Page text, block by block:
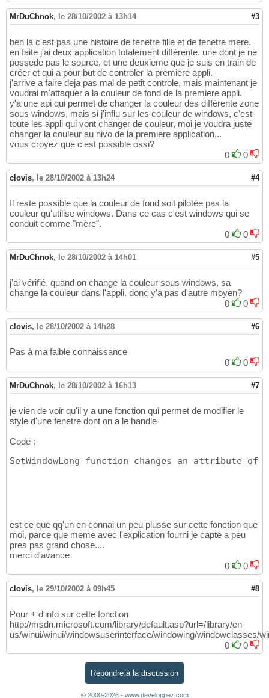
MrDuChnok, le 28/10/2002 à 13h14 #3
ben là c'est pas une histoire de fenetre fille et de fenetre mere.
en faite j'ai deux application totalement différente. une dont je ne
possede pas le source, et une deuxieme que je suis en train de
créer et qui a pour but de controler la premiere appli.
j'arrive a faire deja pas mal de petit controle, mais maintenant je
voudrai m'attaquer a la couleur de fond de la premiere appli.
y'a une api qui permet de changer la couleur des différente zone
sous windows, mais si j'influ sur les couleur de windows, c'est
toute les appli qui vont changer de couleur, moi je voudra juste
changer la couleur au nivo de la premiere application...
vous croyez que c'est possible ossi?
0
0
clovis, le 28/10/2002 à 13h24 #4
Il reste possible que la couleur de fond soit pilotée pas la
couleur qu'utilise windows. Dans ce cas c'est windows qui se
conduit comme "mère".
0
0
MrDuChnok, le 28/10/2002 à 14h01 #5
j'ai vérifié. quand on change la couleur sous windows, sa
change la couleur dans l'appli. donc y'a pas d'autre moyen?
0
0
clovis, le 28/10/2002 à 14h28 #6
Pas à ma faible connaissance
0
0
MrDuChnok, le 28/10/2002 à 16h13 #7
je vien de voir qu'il y a une fonction qui permet de modifier le
style d'une fenetre dont on a le handle
Code :
SetWindowLong function changes an attribute of
est ce que qq'un en connai un peu plusse sur cette fonction que
moi, parce que meme avec l'explication fourni je capte a peu
pres pas grand chose....
merci d'avance
0
0
clovis, le 29/10/2002 à 09h45 #8
Pour + d'info sur cette fonction
http://msdn.microsoft.com/library/default.asp?url=/library/en-
us/winui/winui/windowsuserinterface/windowing/windowclasses/
0
0
Répondre à la discussion
© 2000-2026 - www.developpez.com